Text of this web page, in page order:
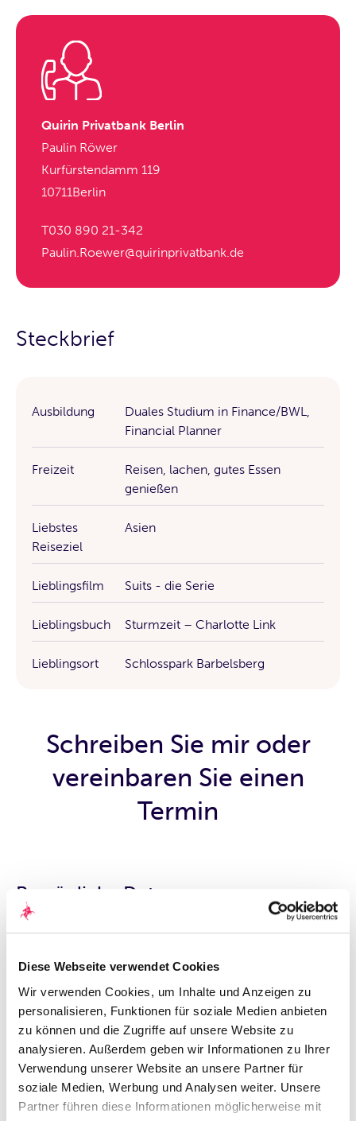
Diese Webseite verwendet Cookies
Wir verwenden Cookies, um Inhalte und Anzeigen zu
personalisieren, Funktionen für soziale Medien anbieten
zu können und die Zugriffe auf unsere Website zu
analysieren. Außerdem geben wir Informationen zu Ihrer
Verwendung unserer Website an unsere Partner für
soziale Medien, Werbung und Analysen weiter. Unsere
Partner führen diese Informationen möglicherweise mit
Quirin Privatbank Berlin
Paulin Röwer
Kurfürstendamm 119
10711Berlin
T030 890 21-342
Paulin.Roewer@quirinprivatbank.de
Steckbrief
Ausbildung
Duales Studium in Finance/BWL,
Financial Planner
Freizeit
Reisen, lachen, gutes Essen
genießen
Liebstes
Reiseziel
Asien
Lieblingsfilm Suits - die Serie
Lieblingsbuch Sturmzeit – Charlotte Link
Lieblingsort Schlosspark Barbelsberg
Schreiben Sie mir oder
vereinbaren Sie einen
Termin
Persönliche Daten
Anrede
Akademischer Grad
Vorname *
Nachname*